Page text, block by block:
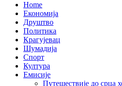
Home
Економија
Друштво
Политика
Крагујевац
Шумадија
Спорт
Култура
Емисије
Путешествије до срца